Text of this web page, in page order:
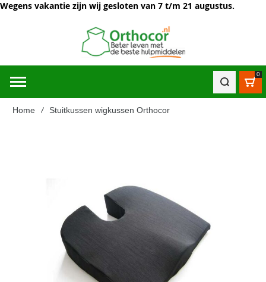
Wegens vakantie zijn wij gesloten van 7 t/m 21 augustus.
0
Home Stuitkussen wigkussen Orthocor